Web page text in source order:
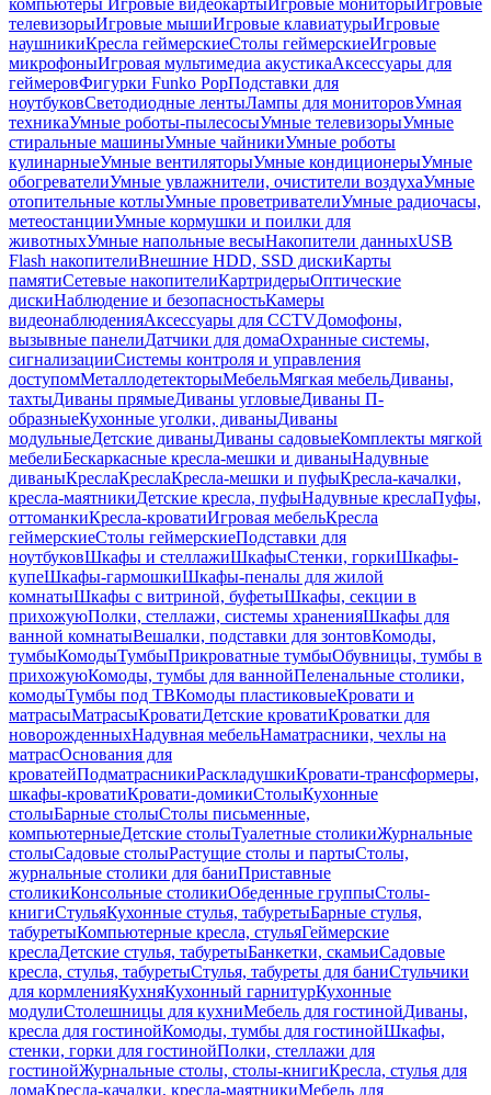
компьютеры Игровые видеокартыИгровые мониторыИгровые
телевизорыИгровые мышиИгровые клавиатурыИгровые
наушникиКресла геймерскиеСтолы геймерскиеИгровые
микрофоныИгровая мультимедиа акустикаАксессуары для
геймеровФигурки Funko PopПодставки для
ноутбуковСветодиодные лентыЛампы для мониторовУмная
техникаУмные роботы-пылесосыУмные телевизорыУмные
стиральные машиныУмные чайникиУмные роботы
кулинарныеУмные вентиляторыУмные кондиционерыУмные
обогревателиУмные увлажнители, очистители воздухаУмные
отопительные котлыУмные проветривателиУмные радиочасы,
метеостанцииУмные кормушки и поилки для
животныхУмные напольные весыНакопители данныхUSB
Flash накопителиВнешние HDD, SSD дискиКарты
памятиСетевые накопителиКартридерыОптические
дискиНаблюдение и безопасностьКамеры
видеонаблюденияАксессуары для CCTVДомофоны,
вызывные панелиДатчики для домаОхранные системы,
сигнализацииСистемы контроля и управления
доступомМеталлодетекторыМебельМягкая мебельДиваны,
тахтыДиваны прямыеДиваны угловыеДиваны П-
образныеКухонные уголки, диваныДиваны
модульныеДетские диваныДиваны садовыеКомплекты мягкой
мебелиБескаркасные кресла-мешки и диваныНадувные
диваныКреслаКреслаКресла-мешки и пуфыКресла-качалки,
кресла-маятникиДетские кресла, пуфыНадувные креслаПуфы,
оттоманкиКресла-кроватиИгровая мебельКресла
геймерскиеСтолы геймерскиеПодставки для
ноутбуковШкафы и стеллажиШкафыСтенки, горкиШкафы-
купеШкафы-гармошкиШкафы-пеналы для жилой
комнатыШкафы с витриной, буфетыШкафы, секции в
прихожуюПолки, стеллажи, системы храненияШкафы для
ванной комнатыВешалки, подставки для зонтовКомоды,
тумбыКомодыТумбыПрикроватные тумбыОбувницы, тумбы в
прихожуюКомоды, тумбы для ваннойПеленальные столики,
комодыТумбы под ТВКомоды пластиковыеКровати и
матрасыМатрасыКроватиДетские кроватиКроватки для
новорожденныхНадувная мебельНаматрасники, чехлы на
матрасОснования для
кроватейПодматрасникиРаскладушкиКровати-трансформеры,
шкафы-кроватиКровати-домикиСтолыКухонные
столыБарные столыСтолы письменные,
компьютерныеДетские столыТуалетные столикиЖурнальные
столыСадовые столыРастущие столы и партыСтолы,
журнальные столики для баниПриставные
столикиКонсольные столикиОбеденные группыСтолы-
книгиСтульяКухонные стулья, табуретыБарные стулья,
табуретыКомпьютерные кресла, стульяГеймерские
креслаДетские стулья, табуретыБанкетки, скамьиСадовые
кресла, стулья, табуретыСтулья, табуреты для баниСтульчики
для кормленияКухняКухонный гарнитурКухонные
модулиСтолешницы для кухниМебель для гостинойДиваны,
кресла для гостинойКомоды, тумбы для гостинойШкафы,
стенки, горки для гостинойПолки, стеллажи для
гостинойЖурнальные столы, столы-книгиКресла, стулья для
домаКресла-качалки, кресла-маятникиМебель для